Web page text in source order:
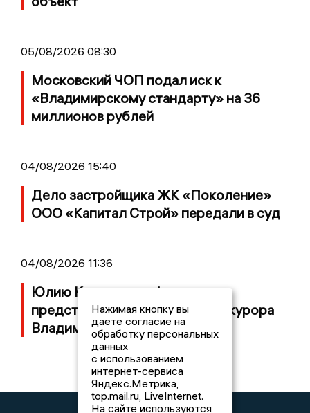
05/08/2026 08:30
Московский ЧОП подал иск к
«Владимирскому стандарту» на 36
миллионов рублей
04/08/2026 15:40
Дело застройщика ЖК «Поколение»
ООО «Капитал Строй» передали в суд
04/08/2026 11:36
Юлию Калистову официально
представили в должности прокурора
Владимирской области
Нажимая кнопку вы
даете согласие на
обработку персональных
данных
с использованием
интернет-сервиса
Яндекс.Метрика,
top.mail.ru, LiveInternet.
На сайте используются